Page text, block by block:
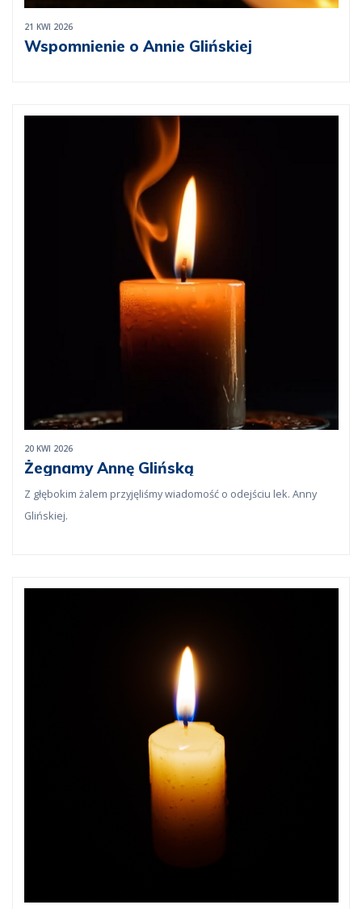
21 KWI 2026
Wspomnienie o Annie Glińskiej
20 KWI 2026
Żegnamy Annę Glińską
Z głębokim żalem przyjęliśmy wiadomość o odejściu lek. Anny
Glińskiej.